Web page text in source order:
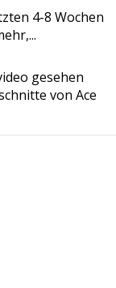
4-8 Wochen
gesehen
von Ace